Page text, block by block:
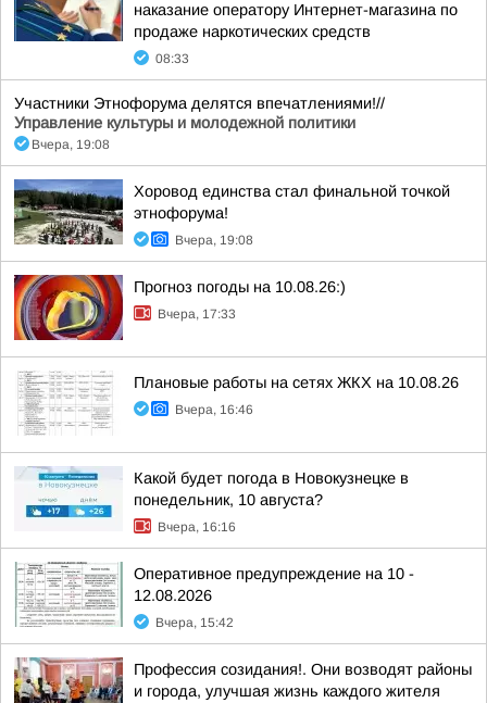
наказание оператору Интернет-магазина по
продаже наркотических средств
08:33
Участники Этнофорума делятся впечатлениями!//
Управление культуры и молодежной политики
Вчера, 19:08
Хоровод единства стал финальной точкой
этнофорума!
Вчера, 19:08
Прогноз погоды на 10.08.26:)
Вчера, 17:33
Плановые работы на сетях ЖКХ на 10.08.26
Вчера, 16:46
Какой будет погода в Новокузнецке в
понедельник, 10 августа?
Вчера, 16:16
Оперативное предупреждение на 10 -
12.08.2026
Вчера, 15:42
Профессия созидания!. Они возводят районы
и города, улучшая жизнь каждого жителя